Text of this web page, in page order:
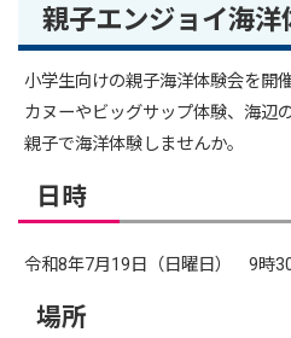
親子エンジョイ海洋
小学生向けの親子海洋体験会を開
カヌーやビッグサップ体験、海辺
親子で海洋体験しませんか。
日時
令和8年7月19日（日曜日） 9時
場所